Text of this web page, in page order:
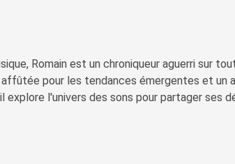
Romain est un chroniqueur aguerri sur
pour les tendances émergentes et un
explore l'univers des sons pour partager ses